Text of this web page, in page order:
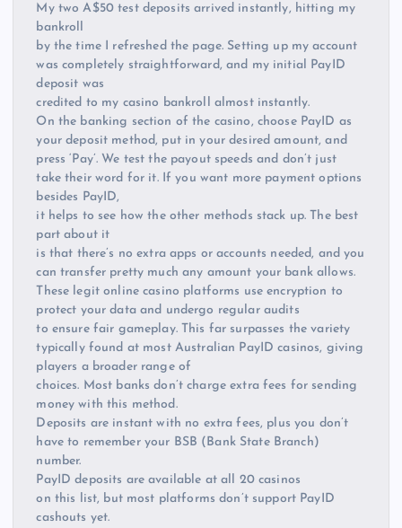
My two A$50 test deposits arrived instantly, hitting my
bankroll
by the time I refreshed the page. Setting up my account
was completely straightforward, and my initial PayID
deposit was
credited to my casino bankroll almost instantly.
On the banking section of the casino, choose PayID as
your deposit method, put in your desired amount, and
press ‘Pay’. We test the payout speeds and don’t just
take their word for it. If you want more payment options
besides PayID,
it helps to see how the other methods stack up. The best
part about it
is that there’s no extra apps or accounts needed, and you
can transfer pretty much any amount your bank allows.
These legit online casino platforms use encryption to
protect your data and undergo regular audits
to ensure fair gameplay. This far surpasses the variety
typically found at most Australian PayID casinos, giving
players a broader range of
choices. Most banks don’t charge extra fees for sending
money with this method.
Deposits are instant with no extra fees, plus you don’t
have to remember your BSB (Bank State Branch)
number.
PayID deposits are available at all 20 casinos
on this list, but most platforms don’t support PayID
cashouts yet.